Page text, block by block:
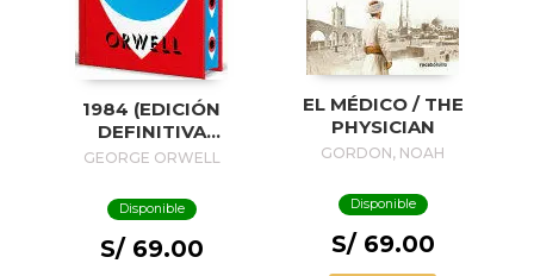
1984 (EDICIÓN
DEFINITIVA
AVALADA POR THE
(EDICIÓN ESPECIAL
LIMITADA CON
CANTOS
PINTADOS) / 1984
GEORGE ORWELL
Disponible
S/ 69.00
EL MÉDICO / THE
PHYSICIAN
GORDON, NOAH
Disponible
S/ 69.00